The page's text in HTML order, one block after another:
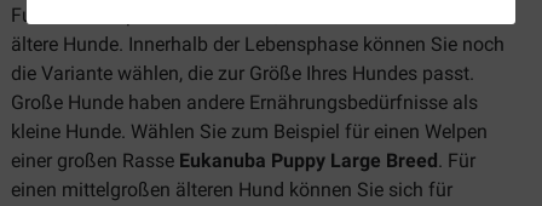
Futter für Welpen und Junioren, erwachsene Hunde und
ältere Hunde. Innerhalb der Lebensphase können Sie noch
die Variante wählen, die zur Größe Ihres Hundes passt.
Große Hunde haben andere Ernährungsbedürfnisse als
kleine Hunde. Wählen Sie zum Beispiel für einen Welpen
einer großen Rasse Eukanuba Puppy Large Breed . Für
einen mittelgroßen älteren Hund können Sie sich für